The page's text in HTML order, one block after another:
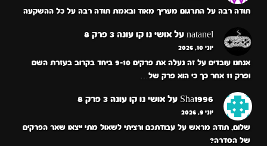
תודה רבה על התרגום מעריך מאוד ובאמת תודה רבה על כל ההשקעה
natanel על אושי נו קו עונה 3 פרק 8
יוני 10, 2026
אנחנו עובדים על זה נעלה את פרקים 9-10 ביחד בקרוב בעזרת השם
ופרק 11 אחר כך כי הוא פרק של…
Sha1996 על אושי נו קו עונה 3 פרק 8
יוני 9, 2026
שלום, תודה מראש על עבודתכם ורציתי לשאול מתי ייצאו שאר הפרקים
של הסדרה?